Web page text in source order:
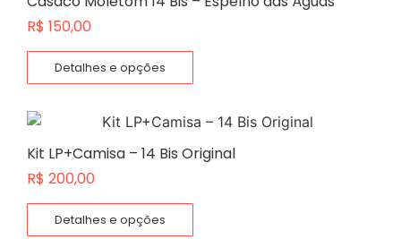
R$ 150,00
Detalhes e opções
Kit LP+Camisa – 14 Bis Original
R$ 200,00
Detalhes e opções